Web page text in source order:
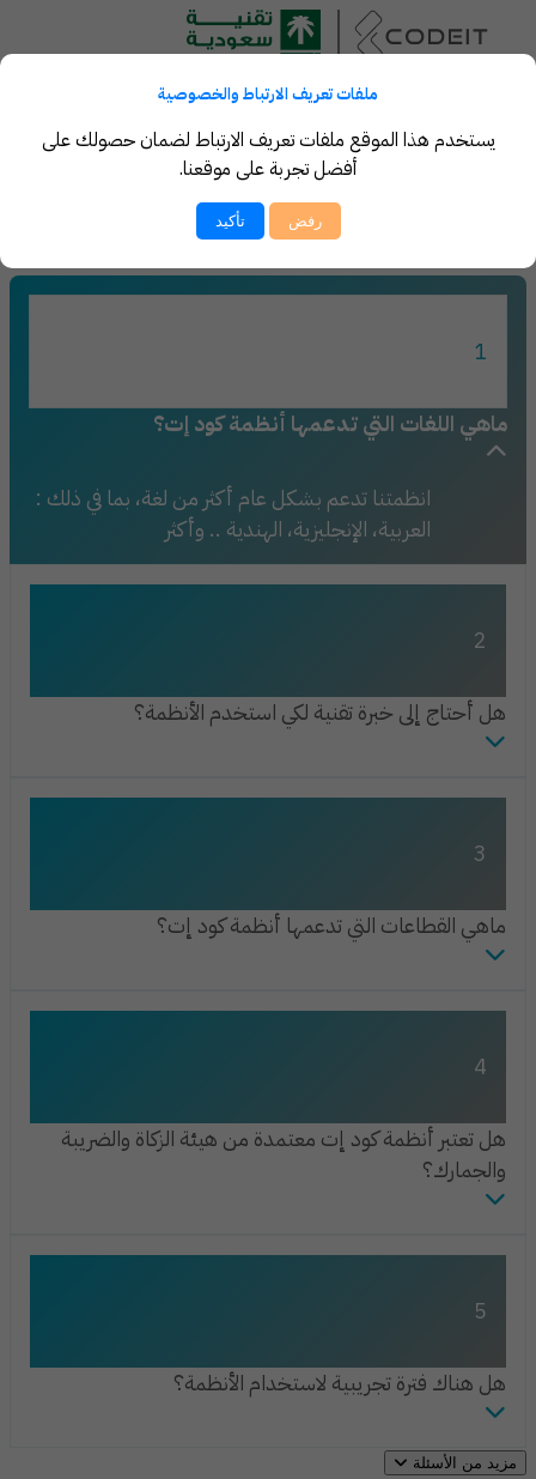
نحن هنا لخدمتك .. تواصل معنا
اطّلع هنا على أبرز الاستفسارات الشائعة حول أنظمة CODEIT
1
ماهي اللغات التي تدعمها أنظمة كود إت؟
انظمتنا تدعم بشكل عام أكثر من لغة، بما في ذلك :
العربية، الإنجليزية، الهندية .. وأكثر
2
هل أحتاج إلى خبرة تقنية لكي استخدم الأنظمة؟
3
ماهي القطاعات التي تدعمها أنظمة كود إت؟
4
هل تعتبر أنظمة كود إت معتمدة من هيئة الزكاة والضريبة
والجمارك؟
5
هل هناك فترة تجريبية لاستخدام الأنظمة؟
مزيد من الأسئلة
ملفات تعريف الارتباط والخصوصية
يستخدم هذا الموقع ملفات تعريف الارتباط لضمان حصولك على
أفضل تجربة على موقعنا.
رفض تأكيد